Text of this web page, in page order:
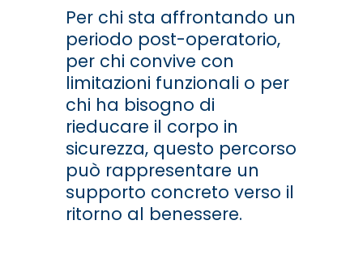
Per chi sta affrontando un
periodo post-operatorio,
per chi convive con
limitazioni funzionali o per
chi ha bisogno di
rieducare il corpo in
sicurezza, questo percorso
può rappresentare un
supporto concreto verso il
ritorno al benessere.